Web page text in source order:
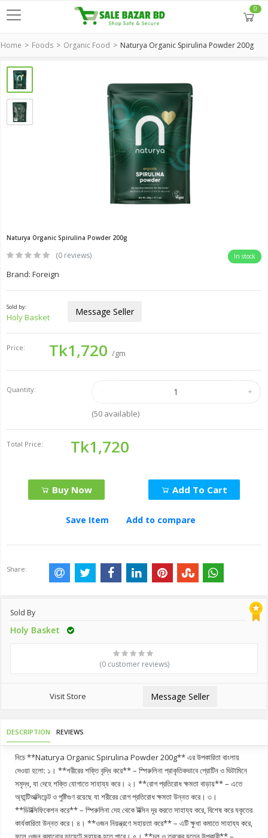
0
Home Foods Organic Food Naturya Organic Spirulina Powder 200g
Naturya Organic Spirulina Powder 200g
(0 reviews) In stock
Brand: Foreign
Sold by:
Holy Basket Message Seller
Price: Tk1,720 /gm
Quantity:
(50available)
Total Price: Tk1,720
Buy Now Add To Cart
Save Item Add to compare
Share:
Sold By
Holy Basket
(0 customer reviews)
Visit Store Message Seller
DESCRIPTION REVIEWS
নিচে **Naturya Organic Spirulina Powder 200g** এর উপকারিতা বাংলায়
দেওয়া হলো: ১। **শরীরের শক্তি বৃদ্ধি করে** – স্পিরুলিনা প্রাকৃতিকভাবে প্রোটিন ও ভিটামিনে
সমৃদ্ধ, যা দেহে শক্তি যোগাতে সাহায্য করে। ২। **রোগ প্রতিরোধ ক্ষমতা বাড়ায়** – এতে
অ্যান্টিঅক্সিডেন্ট ও পুষ্টিগুণ রয়েছে যা শরীরের রোগ প্রতিরোধ ক্ষমতা উন্নত করে। ৩।
**ডিটক্সিফিকেশন করে** – স্পিরুলিনা দেহ থেকে টক্সিন দূর করতে সাহায্য করে, বিশেষ করে যকৃতের
কার্যকারিতা উন্নত করে। ৪। **ওজন নিয়ন্ত্রণে সহায়তা করে** – এটি ক্ষুধা কমাতে সাহায্য করে,